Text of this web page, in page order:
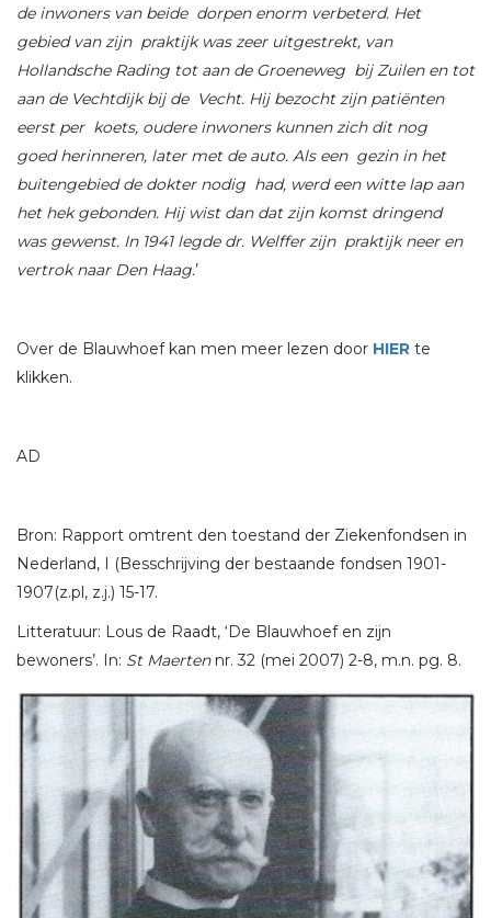
de inwoners van beide dorpen enorm verbeterd. Het
gebied van zijn praktijk was zeer uitgestrekt, van
Hollandsche Rading tot aan de Groeneweg bij Zuilen en tot
aan de Vechtdijk bij de Vecht. Hij bezocht zijn patiënten
eerst per koets, oudere inwoners kunnen zich dit nog
goed herinneren, later met de auto. Als een gezin in het
buitengebied de dokter nodig had, werd een witte lap aan
het hek gebonden. Hij wist dan dat zijn komst dringend
was gewenst. In 1941 legde dr. Welffer zijn praktijk neer en
vertrok naar Den Haag.’
Over de Blauwhoef kan men meer lezen door HIER te
klikken.
AD
Bron: Rapport omtrent den toestand der Ziekenfondsen in
Nederland, I (Besschrijving der bestaande fondsen 1901-
1907(z.pl, z.j.) 15-17.
Litteratuur: Lous de Raadt, ‘De Blauwhoef en zijn
bewoners’. In: St Maertennr. 32 (mei 2007) 2-8, m.n. pg. 8.